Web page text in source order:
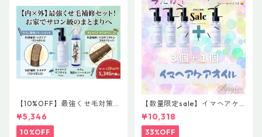
【10%OFF】最強くせ毛対策
セット！内部×外部のW補修
（ラクレ酸熱トリートメント
＆#イマヘア ケアオイル）
¥5,346
10%OFF
【数量限定sale】イマヘアケ
アオイル３＋１ キャンペー
ン 今だけまとめ買い 4個セ
ット
¥10,318
33%OFF